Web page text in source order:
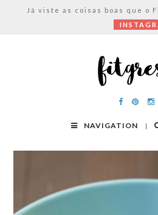
NAVIGATION
Já viste as coisas boas que o